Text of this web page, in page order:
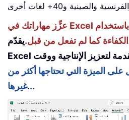
عزِّز مهاراتك في Excel باستخدام Kutools لـ Excel،
كما لم تفعل من قبل.يقدّم Kutools لـ
Excel أكثر من 300 ميزة متقدمة لتعزيز الإنتاجية ووقت
على الميزة التي تحتاجها أكثر من
غيرها...